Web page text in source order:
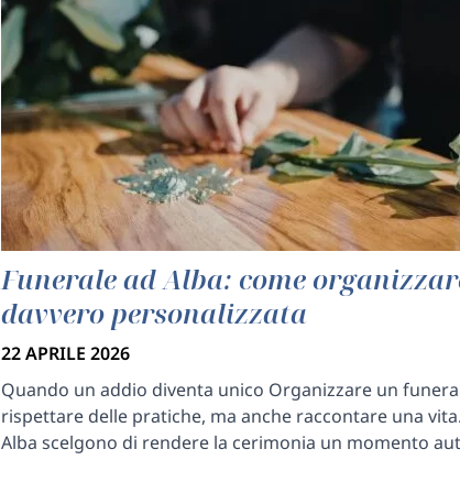
Funerale ad Alba: come
davvero personalizzata
22 APRILE 2026
Quando un addio diventa unico Organizzare un
rispettare delle pratiche, ma anche raccontare una
Alba scelgono di rendere la cerimonia un momento